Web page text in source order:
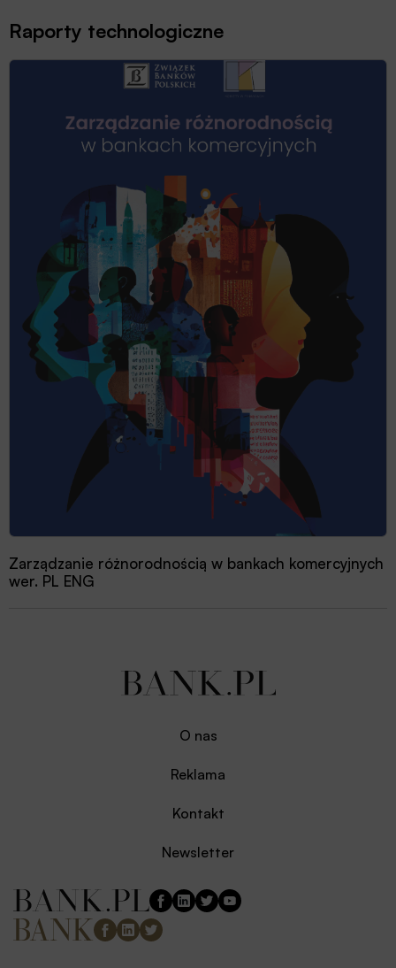
Raporty technologiczne
Zarządzanie różnorodnością w bankach komercyjnych
wer. PL ENG
O nas
Reklama
Kontakt
Newsletter